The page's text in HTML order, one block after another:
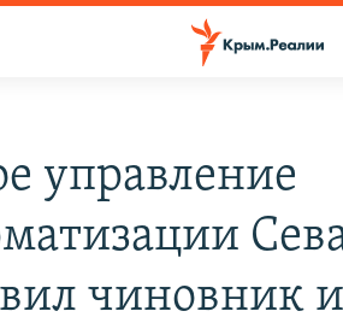
управление
чиновник